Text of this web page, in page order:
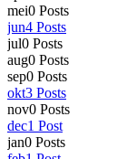
mei0 Posts
jun4 Posts
jul0 Posts
aug0 Posts
sep0 Posts
okt3 Posts
nov0 Posts
dec1 Post
jan0 Posts